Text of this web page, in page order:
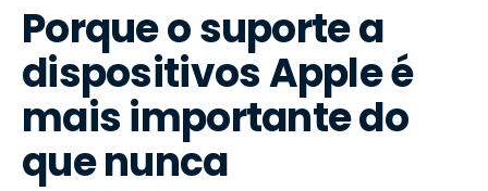
Porque o suporte a
dispositivos Apple é
mais importante do
que nunca